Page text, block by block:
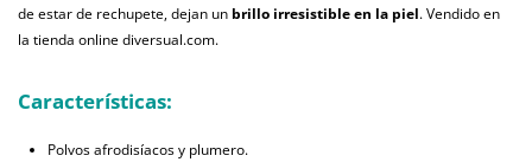
de estar de rechupete, dejan un brillo irresistible en la piel. Vendido en
la tienda online diversual.com.
Características:
Polvos afrodisíacos y plumero.